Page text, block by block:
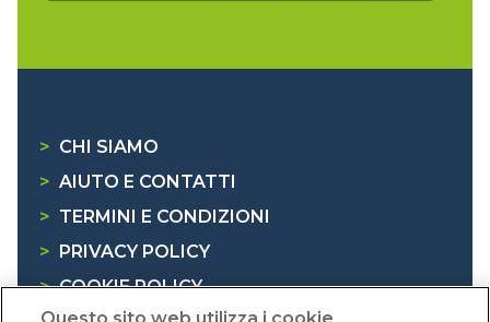
> CHI SIAMO
> AIUTO E CONTATTI
> TERMINI E CONDIZIONI
>
PRIVACY POLICY
> COOKIE POLICY